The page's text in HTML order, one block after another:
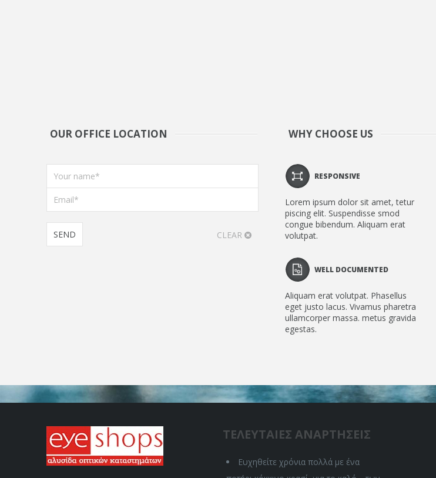
OUR OFFICE LOCATION
CLEAR
WHY CHOOSE US
RESPONSIVE
Lorem ipsum dolor sit amet, tetur
piscing elit. Suspendisse smod
congue bibendum. Aliquam erat
volutpat.
WELL DOCUMENTED
Aliquam erat volutpat. Phasellus
eget justo lacus. Vivamus pharetra
ullamcorper massa. metus gravida
egestas.
ΤΕΛΕΥΤΑΙΕΣ ΑΝΑΡΤΗΣΕΙΣ
Ευχηθείτε χρόνια πολλά με ένα